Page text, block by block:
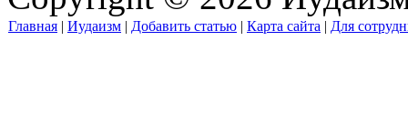
Главная | Иудаизм | Добавить статью | Карта сайта | Для